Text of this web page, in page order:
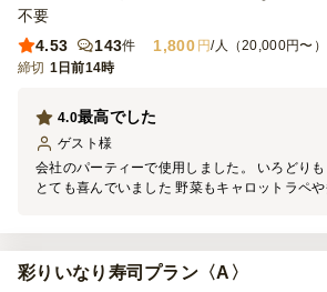
不要
4.53
143件 1,800 円/人（20,000円〜）
締切 1日前14時
最高でした
4.0
ゲスト 様
会社のパーティーで使用しました。 いろどり
とても喜んでいました 野菜もキャロットラペ
彩りいなり寿司プラン〈A〉